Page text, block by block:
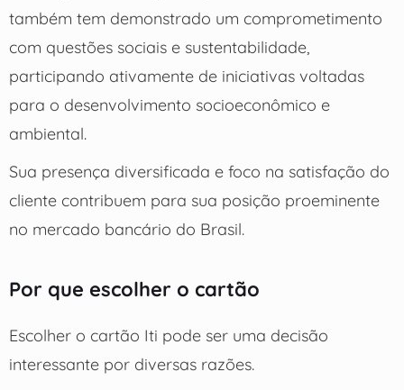
também tem demonstrado um comprometimento
com questões sociais e sustentabilidade,
participando ativamente de iniciativas voltadas
para o desenvolvimento socioeconômico e
ambiental.
Sua presença diversificada e foco na satisfação do
cliente contribuem para sua posição proeminente
no mercado bancário do Brasil.
Por que escolher o cartão
Escolher o cartão Iti pode ser uma decisão
interessante por diversas razões.